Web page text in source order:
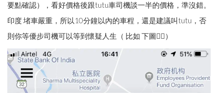
要點確認），看好價格後跟tutu車司機談一半的價格，準沒錯。
印度 堵車嚴重，所以10分鐘以內的車程，還是建議叫tutu，否
則你等優步司機可以等到懷疑人生（ 比如 下圖👇🏻）